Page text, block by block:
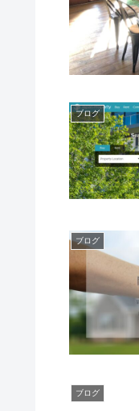
ブログ
ブログ
ブログ